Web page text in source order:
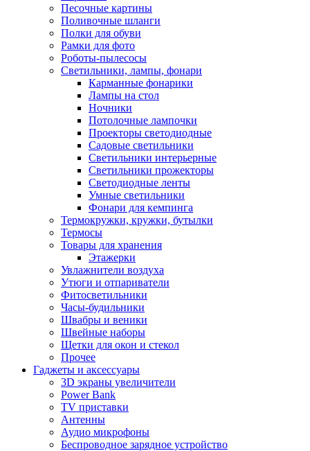
Песочные картины
Поливочные шланги
Полки для обуви
Рамки для фото
Роботы-пылесосы
Светильники, лампы, фонари
Карманные фонарики
Лампы на стол
Ночники
Потолочные лампочки
Проекторы светодиодные
Садовые светильники
Светильники интерьерные
Светильники прожекторы
Светодиодные ленты
Умные светильники
Фонари для кемпинга
Термокружки, кружки, бутылки
Термосы
Товары для хранения
Этажерки
Увлажнители воздуха
Утюги и отпариватели
Фитосветильники
Часы-будильники
Швабры и веники
Швейные наборы
Щетки для окон и стекол
Прочее
Гаджеты и аксессуары
3D экраны увеличители
Power Bank
TV приставки
Антенны
Аудио микрофоны
Беспроводное зарядное устройство